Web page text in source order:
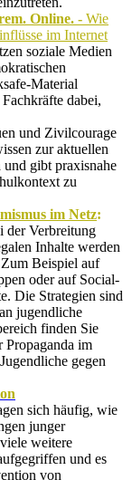
Online. - Wie
im Internet
soziale Medien
Material
dabei,
und Zivilcourage
zur aktuellen
und gibt praxisnahe
zu
im Netz:
der Verbreitung
Inhalte werden
Beispiel auf
oder auf Social-
Die Strategien sind
jugendliche
finden Sie
Propaganda im
gegen
sich häufig, wie
junger
weitere
und es
von